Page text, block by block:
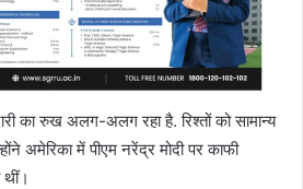
का रुख अलग-अलग रहा है. रिश्तों को सामान्य
अमेरिका में पीएम नरेंद्र मोदी पर काफी
थीं।